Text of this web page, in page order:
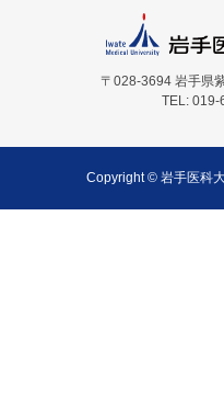
〒028-3694 岩手県
TEL: 019-
Copyright © 岩手医科